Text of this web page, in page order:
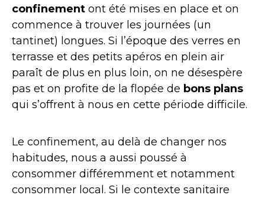
confinement ont été mises en place et on
commence à trouver les journées (un
tantinet) longues. Si l’époque des verres en
terrasse et des petits apéros en plein air
paraît de plus en plus loin, on ne désespère
pas et on profite de la flopée de bons plans
qui s’offrent à nous en cette période difficile.
Le confinement, au delà de changer nos
habitudes, nous a aussi poussé à
consommer différemment et notamment
consommer local. Si le contexte sanitaire